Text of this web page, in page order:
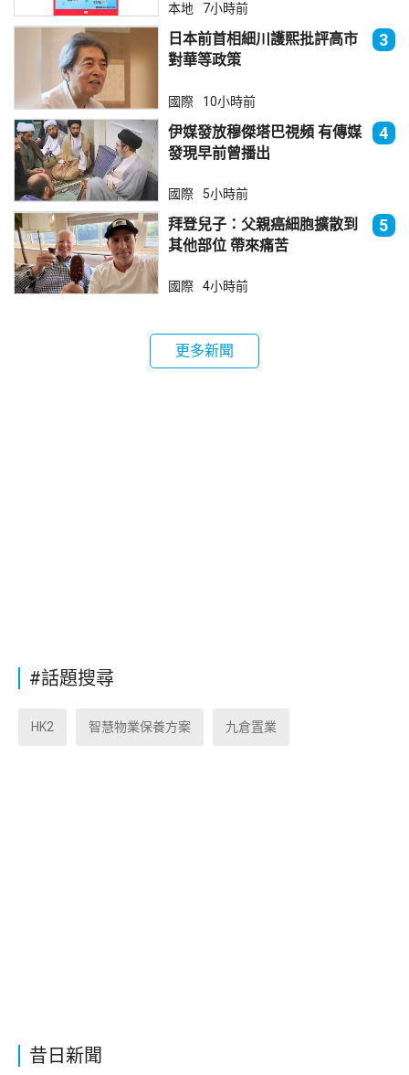
昔日新聞
本地 7小時前
日本前首相細川護熙批評高市
對華等政策
3
國際 10小時前
伊媒發放穆傑塔巴視頻 有傳媒
發現早前曾播出
4
國際 5小時前
拜登兒子：父親癌細胞擴散到
其他部位 帶來痛苦
5
國際 4小時前
更多新聞
#話題搜尋
HK2 智慧物業保養方案 九倉置業